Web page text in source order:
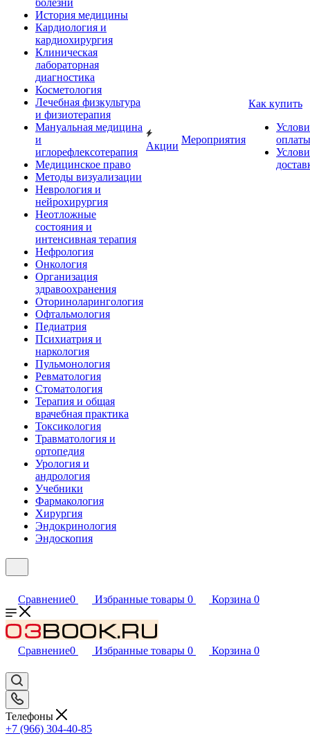
болезни
История медицины
Кардиология и
кардиохирургия
Клиническая
лабораторная
диагностика
Косметология
Лечебная физкультура
и физиотерапия
Мануальная медицина
и
иглорефлексотерапия
Медицинское право
Методы визуализации
Неврология и
нейрохирургия
Неотложные
состояния и
интенсивная терапия
Нефрология
Онкология
Организация
здравоохранения
Оториноларингология
Офтальмология
Педиатрия
Психиатрия и
наркология
Пульмонология
Ревматология
Стоматология
Терапия и общая
врачебная практика
Токсикология
Травматология и
ортопедия
Урология и
андрология
Учебники
Фармакология
Хирургия
Эндокринология
Эндоскопия
Акции
Мероприятия
Как купить
оплаты
Сравнение0 Избранные товары 0 Корзина 0
Сравнение0 Избранные товары 0 Корзина 0
Телефоны
+7 (966) 304-40-85